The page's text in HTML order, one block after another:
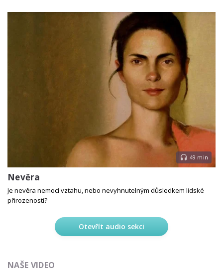
49 min
Nevěra
Je nevěra nemocí vztahu, nebo nevyhnutelným důsledkem lidské
přirozenosti?
Otevřít audio sekci
NAŠE VIDEO